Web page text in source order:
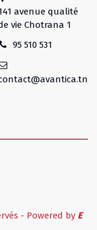
avenue qualité
vie Chotrana 1
95 510 531
- Powered by E